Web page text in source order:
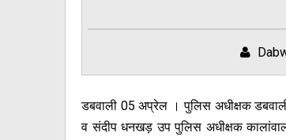
डबवाली 05 अप्रेल । पुलिस अधीक्षक डबवाली
व संदीप धनखड़ उप पुलिस अधीक्षक